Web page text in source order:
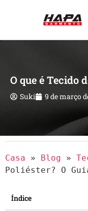
O que é Tecido
Suki 9 de março
Casa » Blog »
Poliéster? O
Índice